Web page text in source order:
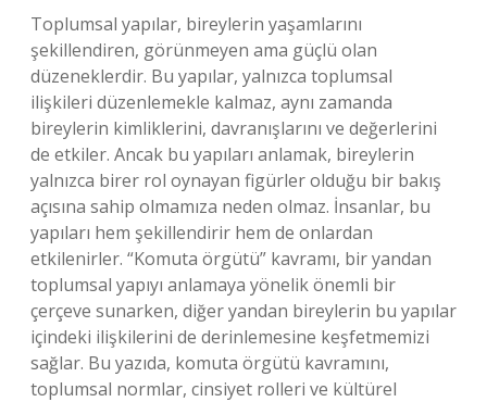
Toplumsal yapılar, bireylerin yaşamlarını
şekillendiren, görünmeyen ama güçlü olan
düzeneklerdir. Bu yapılar, yalnızca toplumsal
ilişkileri düzenlemekle kalmaz, aynı zamanda
bireylerin kimliklerini, davranışlarını ve değerlerini
de etkiler. Ancak bu yapıları anlamak, bireylerin
yalnızca birer rol oynayan figürler olduğu bir bakış
açısına sahip olmamıza neden olmaz. İnsanlar, bu
yapıları hem şekillendirir hem de onlardan
etkilenirler. “Komuta örgütü” kavramı, bir yandan
toplumsal yapıyı anlamaya yönelik önemli bir
çerçeve sunarken, diğer yandan bireylerin bu yapılar
içindeki ilişkilerini de derinlemesine keşfetmemizi
sağlar. Bu yazıda, komuta örgütü kavramını,
toplumsal normlar, cinsiyet rolleri ve kültürel